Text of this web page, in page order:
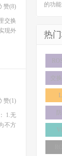
赞(8)
交换
现外
赞(1)
1.无
不方
的功
热
交